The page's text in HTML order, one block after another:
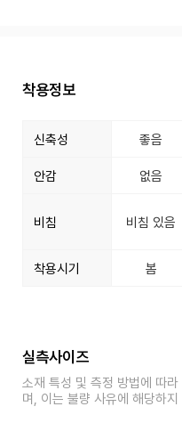
착용정보
신축성 좋음
안감 없음
비침 비침 있음
착용시기 봄
실측사이즈
소재 특성 및 측정 방법에 따
며, 이는 불량 사유에 해당하